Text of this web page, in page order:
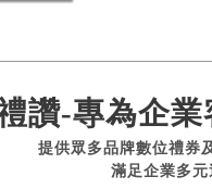
讚-專為企
提供眾多品牌數位禮券
滿足企業多元